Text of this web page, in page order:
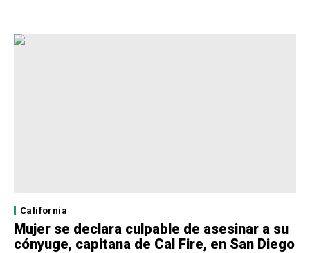
California
Mujer se declara culpable de asesinar a su
cónyuge, capitana de Cal Fire, en San Diego